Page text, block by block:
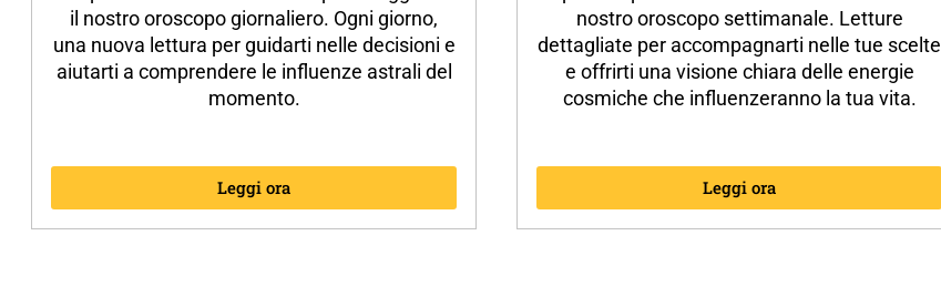
il nostro oroscopo giornaliero. Ogni giorno,
una nuova lettura per guidarti nelle decisioni e
aiutarti a comprendere le influenze astrali del
momento.
Leggi ora
nostro oroscopo settimanale. Letture
dettagliate per accompagnarti nelle tue scelte
e offrirti una visione chiara delle energie
cosmiche che influenzeranno la tua vita.
Leggi ora